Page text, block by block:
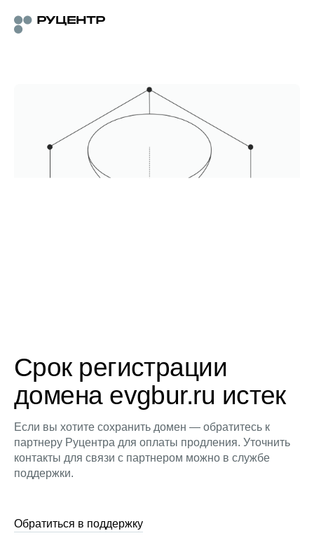
Срок регистрации
домена evgbur.ru истек
Если вы хотите сохранить домен — обратитесь к
партнеру Руцентра для оплаты продления. Уточнить
контакты для связи с партнером можно в службе
поддержки.
Обратиться в поддержку